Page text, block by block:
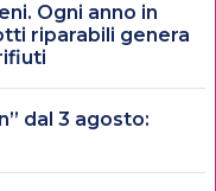
Ogni anno in
riparabili genera
dal 3 agosto: